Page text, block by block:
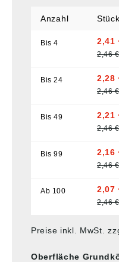
Anzahl
Bis4 2,41
2,46
Bis24 2,28
2,46
Bis49 2,21
2,46
Bis99 2,16
2,46
Ab 100 2,07
2,46
Preise inkl. MwSt.
Oberfläche